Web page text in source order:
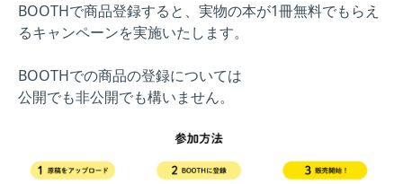
BOOTHで商品登録すると、実物の本が1冊無料でもらえ
るキャンペーンを実施いたします。
BOOTHでの商品の登録については
公開でも非公開でも構いません。